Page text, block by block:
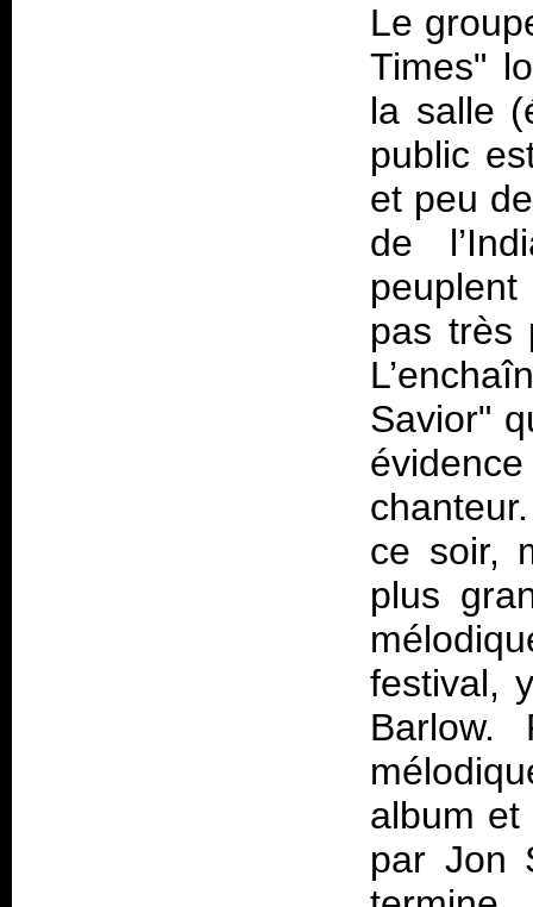
Le
Times"
la salle
public
et peu
de
pas très
Savior"
ce soir,
plus
festival,
Barlow.
album
par Jon